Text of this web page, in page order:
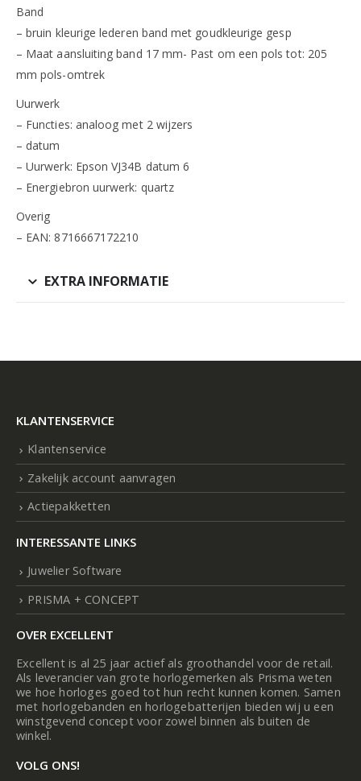
Band
– bruin kleurige lederen band met goudkleurige gesp
– Maat aansluiting band 17 mm- Past om een pols tot: 205
mm pols-omtrek
Uurwerk
– Functies: analoog met 2 wijzers
– datum
– Uurwerk: Epson VJ34B datum 6
– Energiebron uurwerk: quartz
Overig
– EAN: 8716667172210
EXTRA INFORMATIE
KLANTENSERVICE
Klantenservice
Zakelijk account aanvragen
Actiepakketten
INTERESSANTE LINKS
Juwelier Software
PRISMA + CONCEPT
OVER EXCELLENT
Excellent is al 25 jaar actief als groothandel voor de retail.
Als leverancier van grote horlogemerken als Prisma weten
we hoe horloges goed tot hun recht kunnen komen. Samen
met horlogebanden en horlogebatterijen bieden wij u een
winstgevend concept voor zowel binnen als buiten de
winkel.
VOLG ONS!